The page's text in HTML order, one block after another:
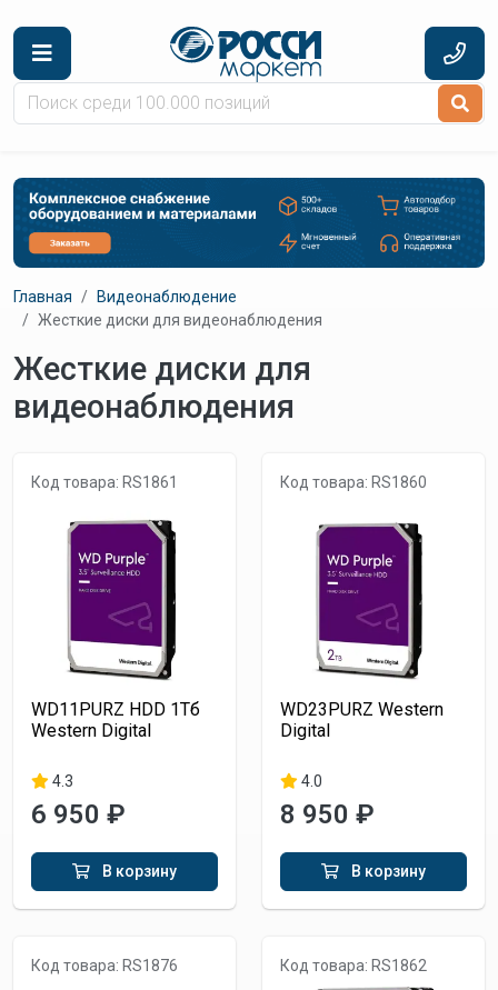
Главная
Видеонаблюдение
Жесткие диски для видеонаблюдения
Жесткие диски для
видеонаблюдения
Код товара: RS1861
WD11PURZ HDD 1Тб
Western Digital
4.3
6 950 ₽
В корзину
Код товара: RS1860
WD23PURZ Western
Digital
4.0
8 950 ₽
В корзину
Код товара: RS1876 Код товара: RS1862